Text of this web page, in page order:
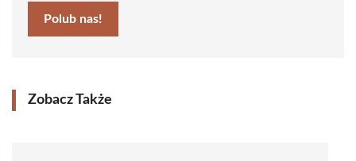
Polub nas!
Zobacz Także